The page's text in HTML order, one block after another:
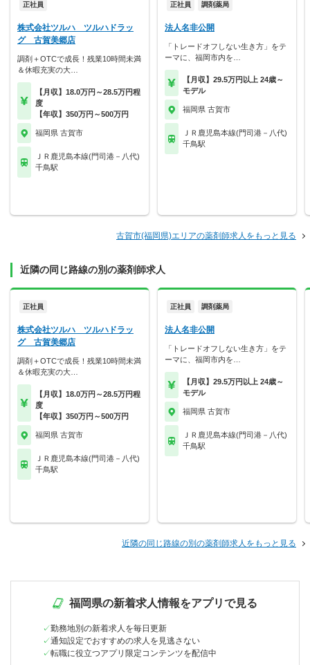
正社員
株式会社ツルハ ツルハドラッ
グ 古賀美郷店
調剤＋OTCで成長！残業10時間未満
＆休暇充実の大…
【月収】18.0万円～28.5万円程
度
【年収】350万円～500万円
福岡県 古賀市
ＪＲ鹿児島本線(門司港－八代)
千鳥駅
正社員 調剤薬局
法人名非公開
「トレードオフしない生き方」をテ
ーマに、福岡市内を…
【月収】29.5万円以上 24歳～
モデル
福岡県 古賀市
ＪＲ鹿児島本線(門司港－八代)
千鳥駅
古賀市(福岡県)エリアの薬剤師求人をもっと見る
近隣の同じ路線の別の薬剤師求人
正社員
株式会社ツルハ ツルハドラッ
グ 古賀美郷店
調剤＋OTCで成長！残業10時間未満
＆休暇充実の大…
【月収】18.0万円～28.5万円程
度
【年収】350万円～500万円
福岡県 古賀市
ＪＲ鹿児島本線(門司港－八代)
千鳥駅
正社員 調剤薬局
法人名非公開
「トレードオフしない生き方」をテ
ーマに、福岡市内を…
【月収】29.5万円以上 24歳～
モデル
福岡県 古賀市
ＪＲ鹿児島本線(門司港－八代)
千鳥駅
近隣の同じ路線の別の薬剤師求人をもっと見る
福岡県の新着求人情報をアプリで見る
勤務地別の新着求人を毎日更新
通知設定でおすすめの求人を見逃さない
転職に役立つアプリ限定コンテンツを配信中